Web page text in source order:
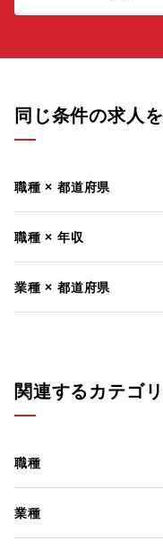
同じ条件の求人
職種 × 都道府県
職種 × 年収
業種 × 都道府県
関連するカテゴ
職種
業種